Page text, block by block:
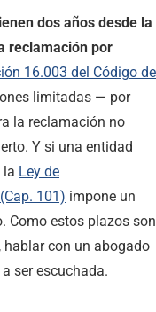
dos años desde la
reclamación por
16.003 del Código de
limitadas — por
la reclamación no
Y si una entidad
la Ley de
101) impone un
Como estos plazos son
hablar con un abogado
ser escuchada.